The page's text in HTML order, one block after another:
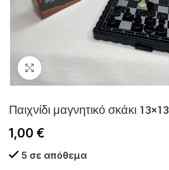
Παιχνίδι μαγνητικό σκάκι 13×13
1,00 €
5 σε απόθεμα